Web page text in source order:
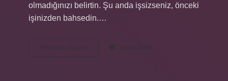
olmadığınızı belirtin. Şu anda işsizseniz, önceki
işinizden bahsedin.…
Devamını okuyun
Ye
Yorum Bırak